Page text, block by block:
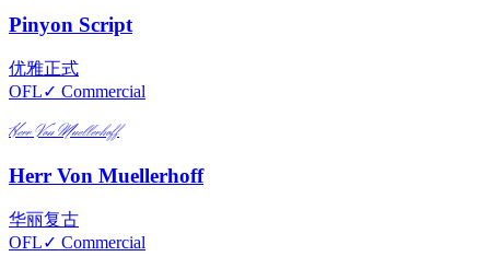
Pinyon Script
优雅正式
OFL✓ Commercial
Herr Von Muellerhoff
Herr Von Muellerhoff
华丽复古
OFL✓ Commercial